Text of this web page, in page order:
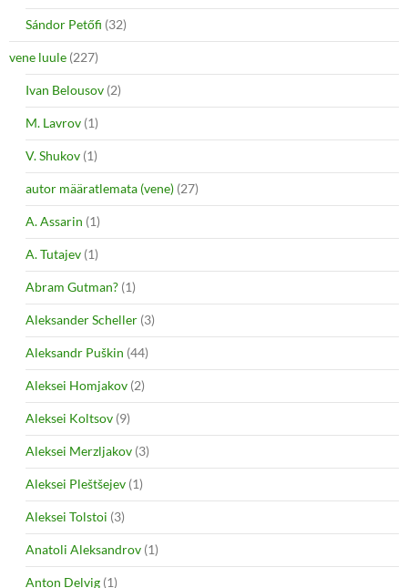
Sándor Petőfi (32)
vene luule (227)
Ivan Belousov (2)
M. Lavrov (1)
V. Shukov (1)
autor määratlemata (vene) (27)
A. Assarin (1)
A. Tutajev (1)
Abram Gutman? (1)
Aleksander Scheller (3)
Aleksandr Puškin (44)
Aleksei Homjakov (2)
Aleksei Koltsov (9)
Aleksei Merzljakov (3)
Aleksei Pleštšejev (1)
Aleksei Tolstoi (3)
Anatoli Aleksandrov (1)
Anton Delvig (1)